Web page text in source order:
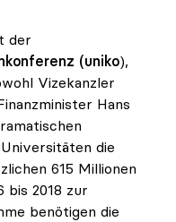
der
(uniko),
Vizekanzler
Hans
die
615 Millionen
bis 2018 zur
benötigen die